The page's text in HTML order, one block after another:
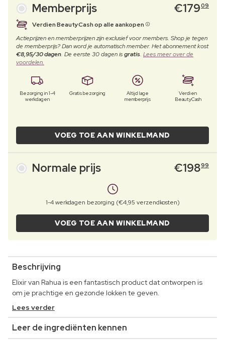
Memberprijs €17909
Verdien BeautyCash op alle aankopen
Actieprijzen en memberprijzen zijn exclusief voor members. Shop je tegen
de memberprijs? Dan word je automatisch member. Het abonnement kost
€8,95/30 dagen. De eerste 30 dagen isgratis. Lees meer over de
voordelen.
Bezorging in 1-4
werkdagen
Gratis bezorging
Altijd lage
memberprijs
Verdien
BeautyCash
VOEG TOE AAN WINKELMAND
Normale prijs €19899
1-4 werkdagen bezorging (€4,95 verzendkosten)
VOEG TOE AAN WINKELMAND
Beschrijving
Elixir van Rahua is een fantastisch product dat ontworpen is
om je prachtige en gezonde lokken te geven.
Lees verder
Leer de ingrediënten kennen